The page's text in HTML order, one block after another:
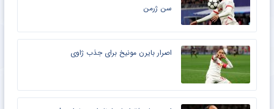
رقابت لیورپول با لایپزیش برای جذب ستاره پاری